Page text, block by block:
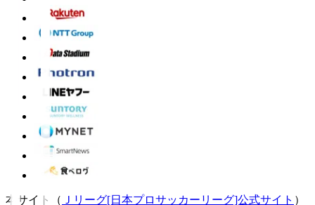
本サイト（ Ｊリーグ[日本プロサッカーリーグ]公式サイト ）